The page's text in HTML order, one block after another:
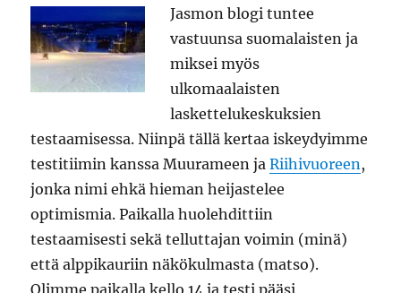
Jasmon blogi tuntee
vastuunsa suomalaisten ja
miksei myös
ulkomaalaisten
laskettelukeskuksien
testaamisessa. Niinpä tällä kertaa iskeydyimme
testitiimin kanssa Muurameen jaRiihivuoreen,
jonka nimi ehkä hieman heijastelee
optimismia. Paikalla huolehdittiin
testaamisesti sekä telluttajan voimin (minä)
että alppikauriin näkökulmasta (matso).
Olimme paikalla kello 14 ja testi pääsi